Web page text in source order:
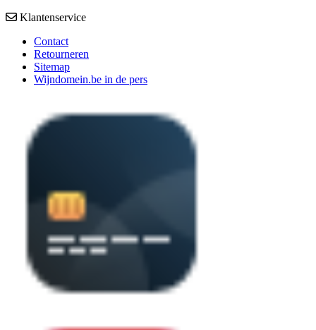
Klantenservice
Contact
Retourneren
Sitemap
Wijndomein.be in de pers